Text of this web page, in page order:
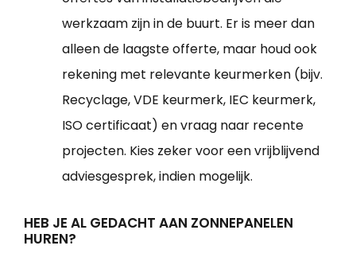
werkzaam zijn in de buurt. Er is meer dan
alleen de laagste offerte, maar houd ook
rekening met relevante keurmerken (bijv.
Recyclage, VDE keurmerk, IEC keurmerk,
ISO certificaat) en vraag naar recente
projecten. Kies zeker voor een vrijblijvend
adviesgesprek, indien mogelijk.
HEB JE AL GEDACHT AAN ZONNEPANELEN
HUREN?